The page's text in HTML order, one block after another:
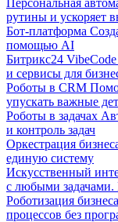
Персональная
рутины и ускоряет
Бот-платформа
помощью AI
Битрикс24 VibeCode
и сервисы для
Роботы в CRM
упускать важные
Роботы в задачах
и контроль задач
Оркестрация
единую систему
Искусственный
с любыми задачами.
Роботизация бизнеса
процессов без